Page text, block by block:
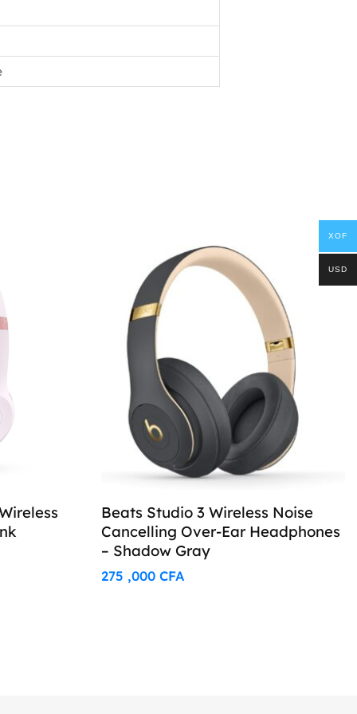
Beats Studio 3 Wireless Noise
Cancelling Over-Ear Headphones
– Shadow Gray
275 ,000CFA
XOF
USD